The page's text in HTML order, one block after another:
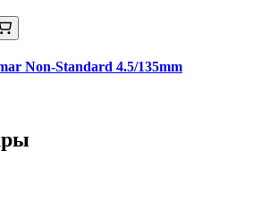
Non-Standard 4.5/135mm